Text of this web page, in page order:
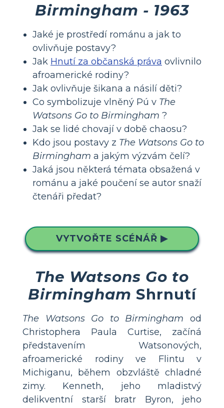
Birmingham - 1963
Jaké je prostředí románu a jak to
ovlivňuje postavy?
Jak Hnutí za občanská práva ovlivnilo
afroamerické rodiny?
Jak ovlivňuje šikana a násilí děti?
Co symbolizuje vlněný Pú v The
Watsons Go to Birmingham ?
Jak se lidé chovají v době chaosu?
Kdo jsou postavy z The Watsons Go to
Birmingham a jakým výzvám čelí?
Jaká jsou některá témata obsažená v
románu a jaké poučení se autor snaží
čtenáři předat?
VYTVOŘTE SCÉNÁŘ ▶
The Watsons Go to
Birmingham Shrnutí
The Watsons Go to Birmingham od
Christophera Paula Curtise, začíná
představením Watsonových,
afroamerické rodiny ve Flintu v
Michiganu, během obzvláště chladné
zimy. Kenneth, jeho mladistvý
delikventní starší bratr Byron, jeho